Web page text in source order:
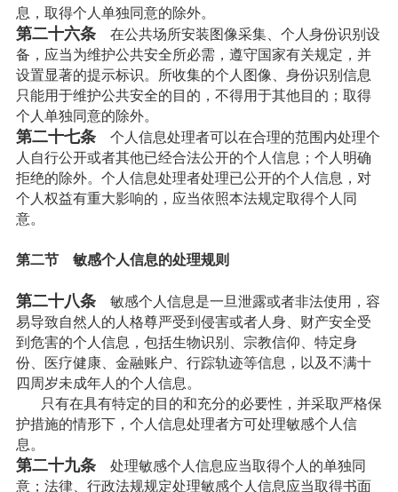
息，取得个人单独同意的除外。
第二十六条在公共场所安装图像采集、个人身份识别设
备，应当为维护公共安全所必需，遵守国家有关规定，并
设置显著的提示标识。所收集的个人图像、身份识别信息
只能用于维护公共安全的目的，不得用于其他目的；取得
个人单独同意的除外。
第二十七条个人信息处理者可以在合理的范围内处理个
人自行公开或者其他已经合法公开的个人信息；个人明确
拒绝的除外。个人信息处理者处理已公开的个人信息，对
个人权益有重大影响的，应当依照本法规定取得个人同
意。
第二节 敏感个人信息的处理规则
第二十八条敏感个人信息是一旦泄露或者非法使用，容
易导致自然人的人格尊严受到侵害或者人身、财产安全受
到危害的个人信息，包括生物识别、宗教信仰、特定身
份、医疗健康、金融账户、行踪轨迹等信息，以及不满十
四周岁未成年人的个人信息。
只有在具有特定的目的和充分的必要性，并采取严格保
护措施的情形下，个人信息处理者方可处理敏感个人信
息。
第二十九条处理敏感个人信息应当取得个人的单独同
意；法律、行政法规规定处理敏感个人信息应当取得书面